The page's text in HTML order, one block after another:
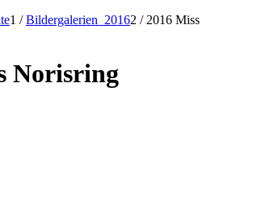
1 / Bildergalerien_20162 / 2016 Miss
Norisring